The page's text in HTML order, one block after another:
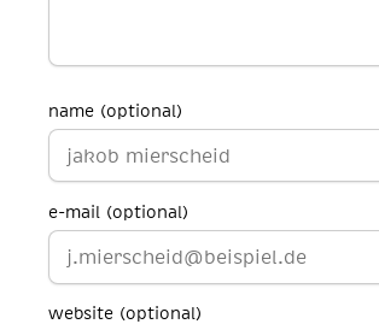
name (optional)
e-mail (optional)
website (optional)